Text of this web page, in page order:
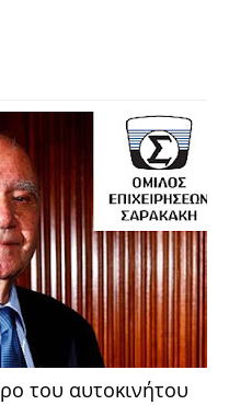
του αυτοκινήτου